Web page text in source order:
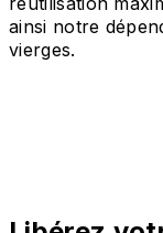
ainsi notre
vierges.